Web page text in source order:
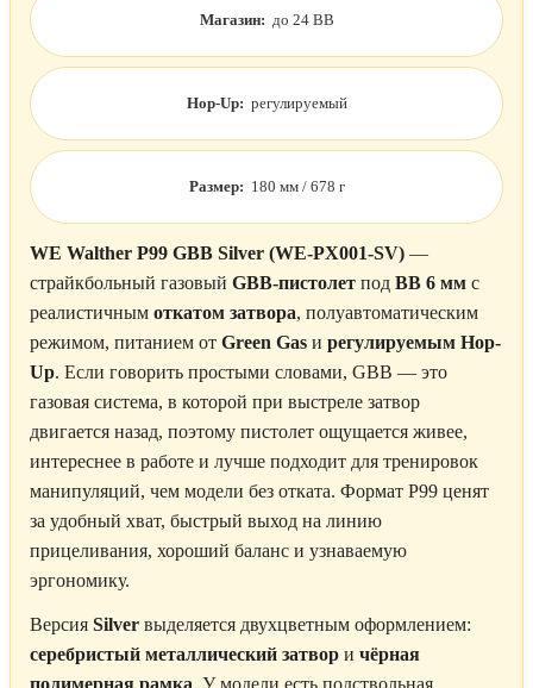
Магазин: до 24 BB
Hop-Up: регулируемый
Размер: 180 мм / 678 г
WE Walther P99 GBB Silver (WE-PX001-SV) —
страйкбольный газовый GBB-пистолет под BB 6 мм с
реалистичным откатом затвора, полуавтоматическим
режимом, питанием от Green Gas и регулируемым Hop-
Up. Если говорить простыми словами, GBB — это
газовая система, в которой при выстреле затвор
двигается назад, поэтому пистолет ощущается живее,
интереснее в работе и лучше подходит для тренировок
манипуляций, чем модели без отката. Формат P99 ценят
за удобный хват, быстрый выход на линию
прицеливания, хороший баланс и узнаваемую
эргономику.
Версия Silver выделяется двухцветным оформлением:
серебристый металлический затвор и чёрная
полимерная рамка. У модели есть подствольная